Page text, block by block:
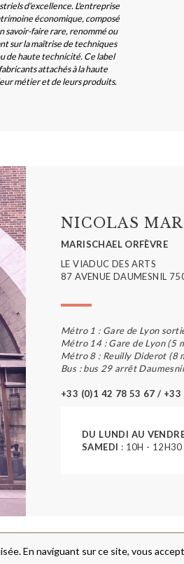
d'excellence. L'entreprise
économique, composé
savoir-faire rare, renommé ou
sur la maîtrise de techniques
de haute technicité. Ce label
attachés à la haute
métier et de leurs produits.
NICOLAS
MARISCHAEL ORFÈVRE
LE VIADUC DES ARTS
87 AVENUE DAUMESNIL
Métro 1 : Gare de Lyon
Métro 14 : Gare de Lyon (5
Métro 8 : Reuilly Diderot (8
Bus : bus 29 arrêt
+33 (0)1 42 78 53 67 / +33
DU LUNDI AU
SAMEDI : 10H -
En naviguant sur ce site, vous